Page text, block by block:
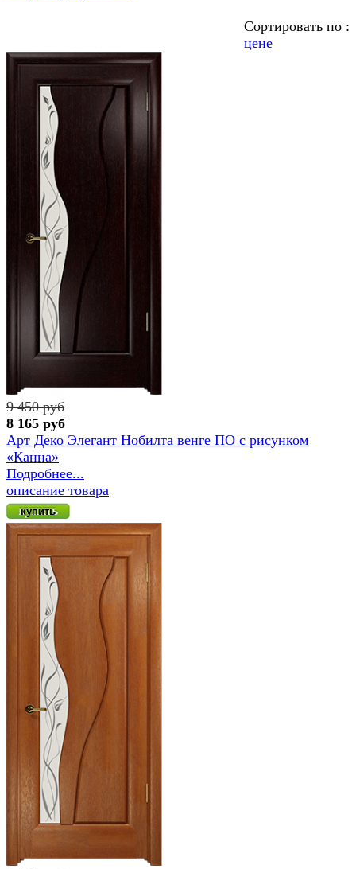
Сортировать по :
цене
9 450 руб
8 165 руб
Арт Деко Элегант Нобилта венге ПО с рисунком
«Канна»
Подробнее...
описание товара